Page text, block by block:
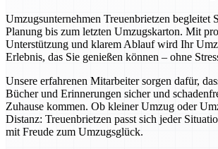
Umzugsunternehmen Treuenbrietzen begleitet
Planung bis zum letzten Umzugskarton. Mit
Unterstützung und klarem Ablauf wird Ihr
Erlebnis, das Sie genießen können – ohne
Unsere erfahrenen Mitarbeiter sorgen dafür,
Bücher und Erinnerungen sicher und
Zuhause kommen. Ob kleiner Umzug oder
Distanz: Treuenbrietzen passt sich jeder
mit Freude zum Umzugsglück.